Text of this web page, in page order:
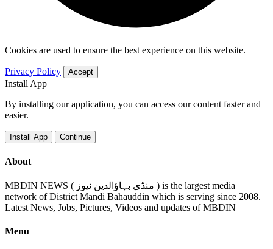
Cookies are used to ensure the best experience on this website.
Privacy Policy Accept
Install App
By installing our application, you can access our content faster and
easier.
Install App Continue
About
MBDIN NEWS ( منڈی بہاؤالدین نیوز ) is the largest media
network of District Mandi Bahauddin which is serving since 2008.
Latest News, Jobs, Pictures, Videos and updates of MBDIN
Menu